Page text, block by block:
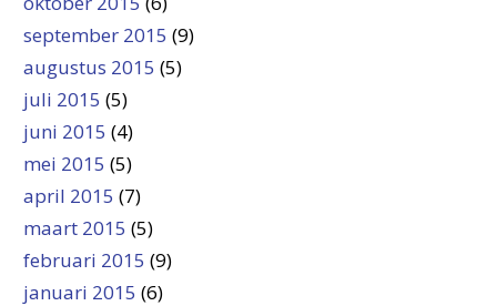
september 2015 (9)
augustus 2015 (5)
juli 2015 (5)
juni 2015 (4)
mei 2015 (5)
april 2015 (7)
maart 2015 (5)
februari 2015 (9)
januari 2015 (6)